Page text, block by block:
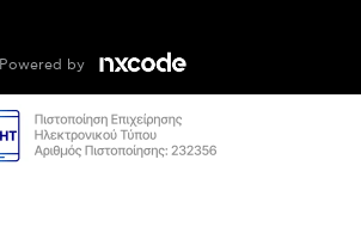
Powered by